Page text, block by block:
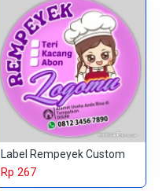
Label Rempeyek Custom
Rp 267